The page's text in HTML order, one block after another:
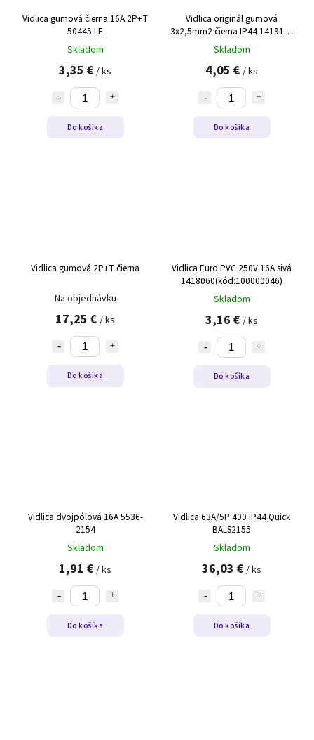
Vidlica gumová čierna 16A 2P+T
50445 LE
Skladom
3,35 € / ks
Do košíka
Vidlica originál gumová
3x2,5mm2 čierna IP44 1419190
(kód:100000039)
Skladom
4,05 € / ks
Do košíka
Vidlica gumová 2P+T čierna
Na objednávku
17,25 € / ks
Do košíka
Vidlica Euro PVC 250V 16A sivá
1418060(kód:100000046)
Skladom
3,16 € / ks
Do košíka
Vidlica dvojpólová 16A 5536-
2154
Skladom
1,91 € / ks
Do košíka
Vidlica 63A/5P 400 IP44 Quick
BALS2155
Skladom
36,03 € / ks
Do košíka